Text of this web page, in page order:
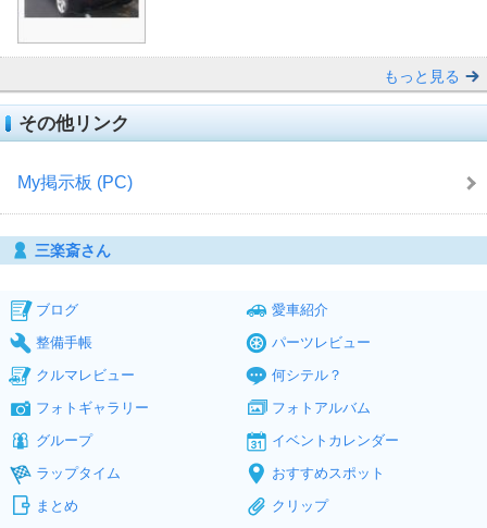
もっと見る
その他リンク
My掲示板 (PC)
三楽斎さん
ブログ
愛車紹介
整備手帳
パーツレビュー
クルマレビュー
何シテル？
フォトギャラリー
フォトアルバム
グループ
イベントカレンダー
ラップタイム
おすすめスポット
まとめ
クリップ